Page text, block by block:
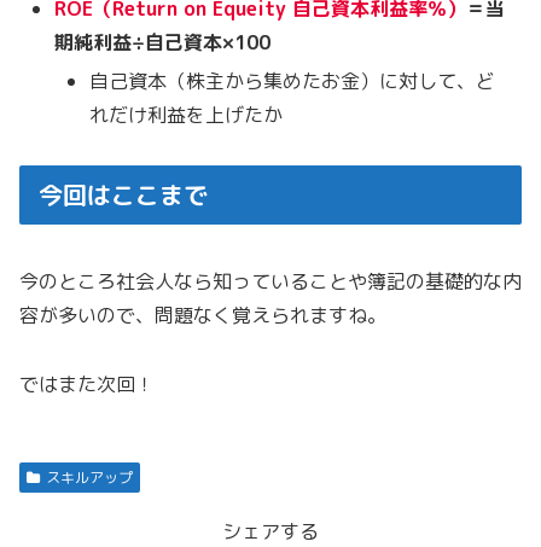
ROE（Return on Equeity 自己資本利益率％） ＝当
期純利益÷自己資本×100
自己資本（株主から集めたお金）に対して、ど
れだけ利益を上げたか
今回はここまで
今のところ社会人なら知っていることや簿記の基礎的な内
容が多いので、問題なく覚えられますね。
ではまた次回！
スキルアップ
シェアする